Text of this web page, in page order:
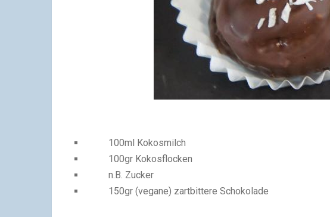
100ml Kokosmilch
100gr Kokosflocken
n.B. Zucker
150gr (vegane) zartbittere Schokolade